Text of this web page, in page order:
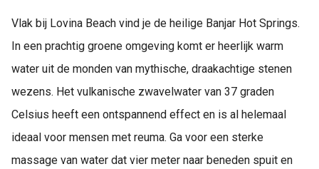
Vlak bij Lovina Beach vind je de heilige Banjar Hot Springs.
In een prachtig groene omgeving komt er heerlijk warm
water uit de monden van mythische, draakachtige stenen
wezens. Het vulkanische zwavelwater van 37 graden
Celsius heeft een ontspannend effect en is al helemaal
ideaal voor mensen met reuma. Ga voor een sterke
massage van water dat vier meter naar beneden spuit en